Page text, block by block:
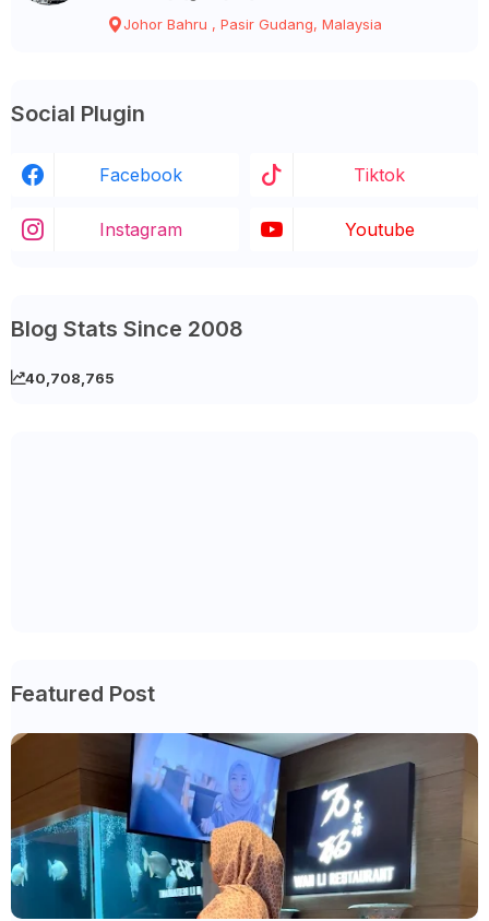
Johor Bahru , Pasir Gudang, Malaysia
Social Plugin
Facebook Tiktok
Instagram Youtube
Blog Stats Since 2008
40,708,765
Featured Post